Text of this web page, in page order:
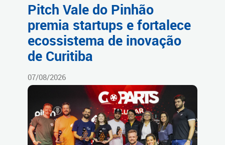
Pitch Vale do Pinhão
premia startups e fortalece
ecossistema de inovação
de Curitiba
07/08/2026